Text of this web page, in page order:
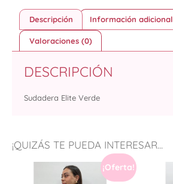
¡QUIZÁS TE PUEDA INTERESAR...
¡Oferta!
Descripción Información adicional
Valoraciones (0)
DESCRIPCIÓN
Sudadera Elite Verde